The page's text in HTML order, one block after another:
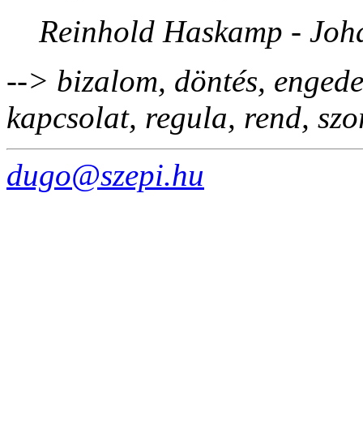
Reinhold Haskamp -
--> bizalom, döntés,
kapcsolat, regula, rend,
dugo@szepi.hu